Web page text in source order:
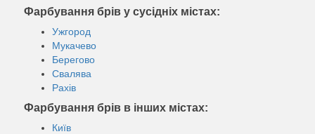
Фарбування брів у сусідніх містах:
Ужгород
Мукачево
Берегово
Свалява
Рахів
Фарбування брів в інших містах:
Київ